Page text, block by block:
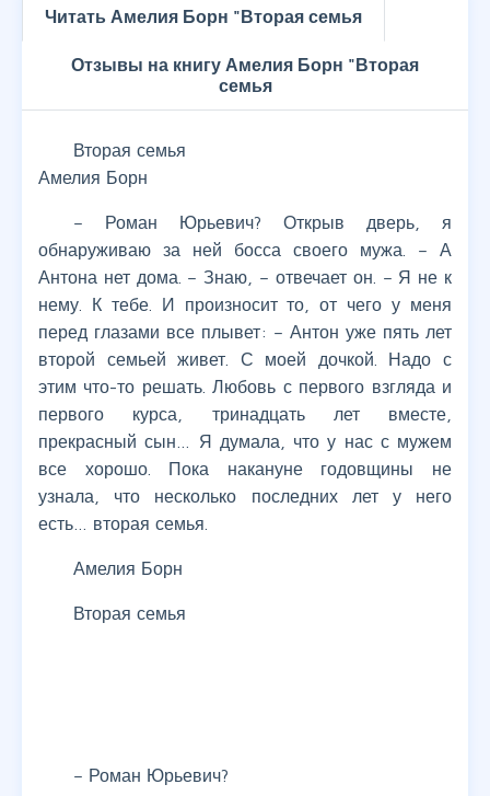
Читать Амелия Борн "Вторая семья
Отзывы на книгу Амелия Борн "Вторая
семья
Вторая семья
Амелия Борн
– Роман Юрьевич? Открыв дверь, я
обнаруживаю за ней босса своего мужа. – А
Антона нет дома. – Знаю, – отвечает он. – Я не к
нему. К тебе. И произносит то, от чего у меня
перед глазами все плывет: – Антон уже пять лет
второй семьей живет. С моей дочкой. Надо с
этим что-то решать. Любовь с первого взгляда и
первого курса, тринадцать лет вместе,
прекрасный сын… Я думала, что у нас с мужем
все хорошо. Пока накануне годовщины не
узнала, что несколько последних лет у него
есть… вторая семья.
Амелия Борн
Вторая семья
– Роман Юрьевич?